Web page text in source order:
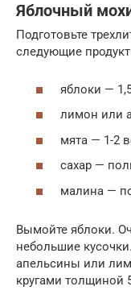
Яблочный
Подготовьте
следующие
яблоки —
лимон или
мята — 1-2
сахар —
малина —
Вымойте яблоки.
небольшие
апельсины или
кругами толщиной